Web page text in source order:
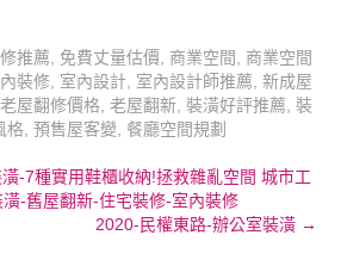
推薦, 免費丈量估價, 商業空間, 商業空間
裝修, 室內設計, 室內設計師推薦, 新成屋
老屋翻修價格, 老屋翻新, 裝潢好評推薦, 裝
格, 預售屋客變, 餐廳空間規劃
-7種實用鞋櫃收納!拯救雜亂空間 城市工
-舊屋翻新-住宅裝修-室內裝修
2020-民權東路-辦公室裝潢 →